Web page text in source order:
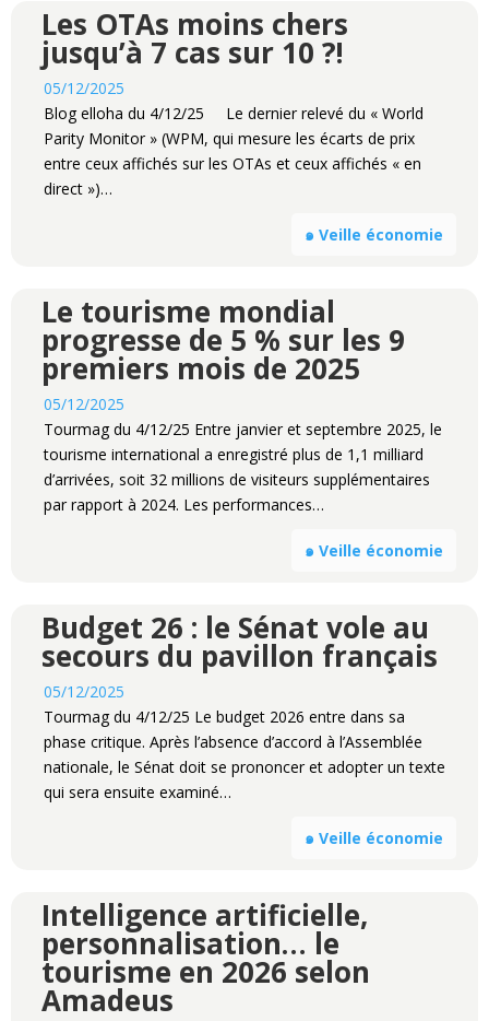
Les OTAs moins chers
jusqu’à 7 cas sur 10 ?!
05/12/2025
Blog elloha du 4/12/25 Le dernier relevé du « World
Parity Monitor » (WPM, qui mesure les écarts de prix
entre ceux affichés sur les OTAs et ceux affichés « en
direct »)…
๑ Veille économie
Le tourisme mondial
progresse de 5 % sur les 9
premiers mois de 2025
05/12/2025
Tourmag du 4/12/25 Entre janvier et septembre 2025, le
tourisme international a enregistré plus de 1,1 milliard
d’arrivées, soit 32 millions de visiteurs supplémentaires
par rapport à 2024. Les performances…
๑ Veille économie
Budget 26 : le Sénat vole au
secours du pavillon français
05/12/2025
Tourmag du 4/12/25 Le budget 2026 entre dans sa
phase critique. Après l’absence d’accord à l’Assemblée
nationale, le Sénat doit se prononcer et adopter un texte
qui sera ensuite examiné…
๑ Veille économie
Intelligence artificielle,
personnalisation… le
tourisme en 2026 selon
Amadeus